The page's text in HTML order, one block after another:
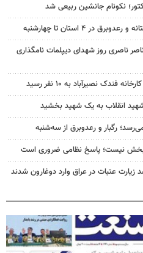
نکونام جانشین ربیعی شد
در ۴ استان تا چهارشنبه
ناصری روز شهدای دیپلمات نامگذاری
نصیرآباد به ۱۰ نفر رسید
انقلاب به یک شهید بخشید
رگبار و رعدوبرق از سه‌شنبه
نیست؛ پاسخ نظامی ضروری است